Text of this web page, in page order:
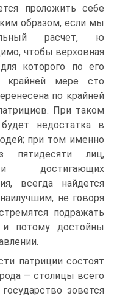
проложить себе
образом, если мы
расчет, ю
чтобы верховная
которого по его
крайней мере сто
по крайней
При таком
недостатка в
при том именно
пятидесяти лиц,
достигающих
всегда найдется
не говоря
подражать
и потому достойны
патриции состоят
— столицы всего
зовется